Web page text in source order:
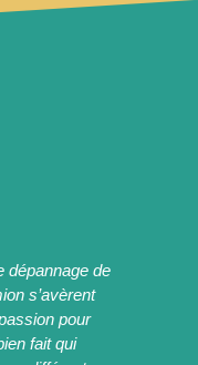
dépannage de
s’avèrent
pour
fait qui